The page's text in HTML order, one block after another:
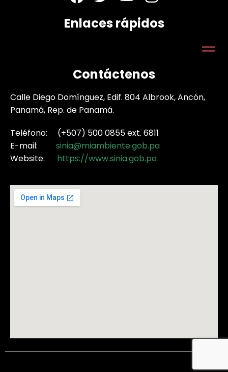
Enlaces rápidos
Contáctenos
Calle Diego Domínguez, Edif. 804 Albrook, Ancón,
Panamá, Rep. de Panamá.
Teléfono: (+507) 500 0855 ext. 6811
E-mail: sinia@miambiente.gob.pa
Website: https://www.sinia.gob.pa